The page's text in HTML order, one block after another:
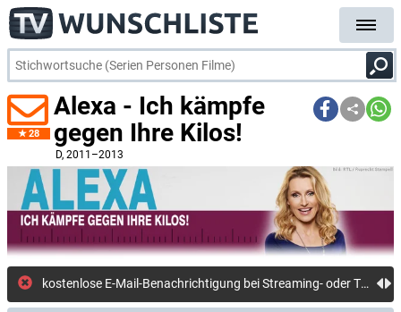
28
Alexa - Ich kämpfe
gegen Ihre Kilos!
D, 2011–2013
kostenlose E-Mail-Benachrichtigung bei Streaming- oder TV-Start